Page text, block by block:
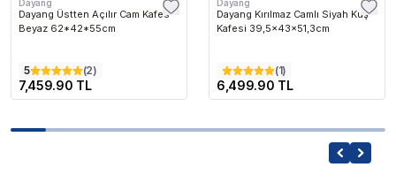
Dayang
Dayang Üstten Açılır Cam Kafes
Beyaz 62*42*55cm
5 (2)
7,459.90 TL
Dayang
Dayang Kırılmaz Camlı Siyah Kuş
Kafesi 39,5x43x51,3cm
(1)
6,499.90 TL